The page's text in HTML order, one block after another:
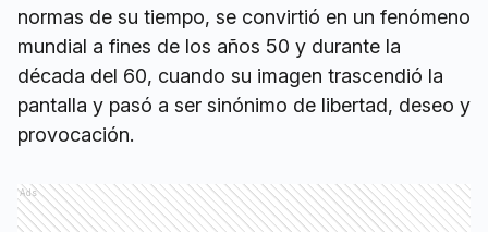
normas de su tiempo, se convirtió en un fenómeno
mundial a fines de los años 50 y durante la
década del 60, cuando su imagen trascendió la
pantalla y pasó a ser sinónimo de libertad, deseo y
provocación.
Ads